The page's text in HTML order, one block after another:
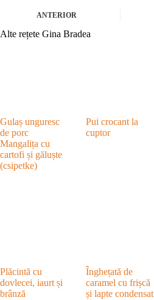
ANTERIOR
Alte rețete Gina Bradea
Gulaș unguresc
de porc
Mangalița cu
cartofi și găluște
(csipetke)
Pui crocant la
cuptor
Plăcintă cu
dovlecei, iaurt și
brânză
Înghețată de
caramel cu frișcă
și lapte condensat